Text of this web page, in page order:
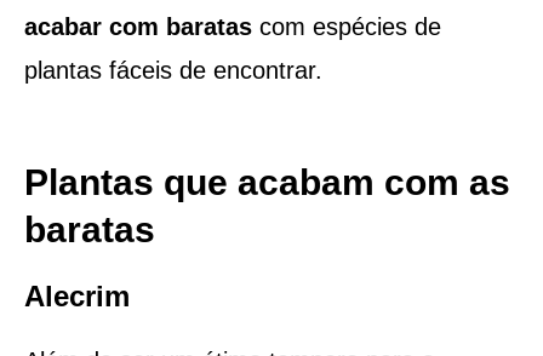
acabar com baratascom espécies de
plantas fáceis de encontrar.
Plantas que acabam com as
baratas
Alecrim